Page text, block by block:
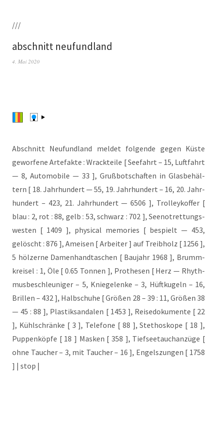
///
abschnitt neufundland
4. Mai 2020
Abschnitt Neu­fund­land mel­det fol­gen­de gegen Küs­te
gewor­fe­ne Arte­fak­te : Wrack­tei­le [ See­fahrt – 15, Luft­fahrt
— 8, Auto­mo­bi­le — 33 ], Gruß­bot­schaf­ten in Glas­be­häl­
tern [ 18. Jahr­hun­dert — 55, 19. Jahr­hun­dert – 16, 20. Jahr­
hun­dert – 423, 21. Jahr­hun­dert — 6506 ], Trol­ley­kof­fer [
blau : 2, rot : 88, gelb : 53, schwarz : 702 ], See­not­ret­tungs­
wes­ten [ 1409 ], phy­si­cal memo­ries [ bespielt — 453,
gelöscht : 876 ], Amei­sen [ Arbei­ter ] auf Treib­holz [ 1256 ],
5 höl­zer­ne Damen­hand­ta­schen [ Bau­jahr 1968 ], Brumm­
krei­sel : 1, Öle [ 0.65 Ton­nen ], Pro­the­sen [ Herz — Rhyth­
mus­be­schleu­ni­ger – 5, Knie­ge­len­ke – 3, Hüft­ku­geln – 16,
Bril­len – 432 ], Halb­schu­he [ Grö­ßen 28 – 39 : 11, Grö­ßen 38
— 45 : 88 ], Plas­tik­san­da­len [ 1453 ], Rei­se­do­ku­men­te [ 22
], Kühl­schrän­ke [ 3 ], Tele­fo­ne [ 88 ], Ste­tho­sko­pe [ 18 ],
Pup­pen­köp­fe [ 18 ] Mas­ken [ 358 ], Tief­see­tauch­an­zü­ge [
ohne Tau­cher – 3, mit Tau­cher – 16 ], Engels­zun­gen [ 1758
] | stop |